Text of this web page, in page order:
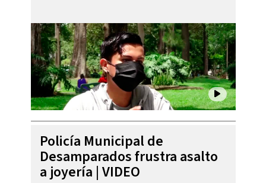
Policía Municipal de
Desamparados frustra asalto
a joyería | VIDEO